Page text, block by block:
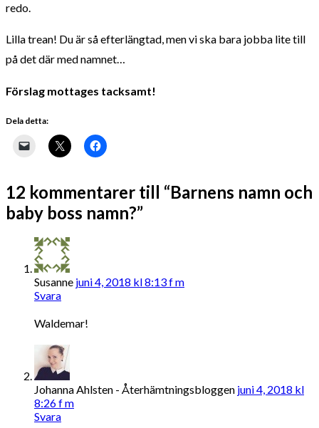
redo.
Lilla trean! Du är så efterlängtad, men vi ska bara jobba lite till
på det där med namnet…
Förslag mottages tacksamt!
Dela detta:
12 kommentarer till “Barnens namn och
baby boss namn?”
Susanne juni 4, 2018 kl 8:13 f m
Svara
Waldemar!
Johanna Ahlsten - Återhämtningsbloggen juni 4, 2018 kl
8:26 f m
Svara